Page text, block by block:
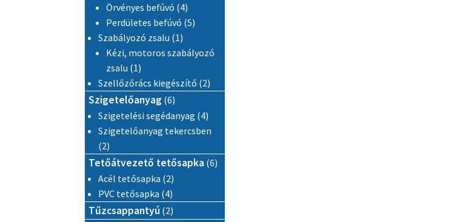
Örvényes befúvó 44 termék
Perdületes befúvó 55 termék
Szabályozó zsalu 11 termék
Kézi, motoros szabályozó
zsalu 11 termék
Szellőzőrács kiegészítő 22 termék
Szigetelőanyag 66 termék
Szigetelési segédanyag 44 termék
Szigetelőanyag tekercsben
22 termék
Tetőátvezető tetősapka 66 termék
Acél tetősapka 22 termék
PVC tetősapka 44 termék
Tűzcsappantyú 22 termék